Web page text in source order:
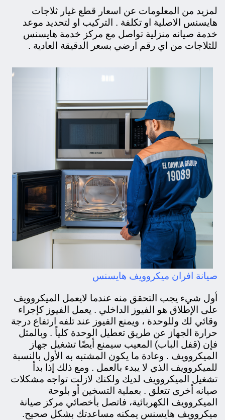
لمزيد من المعلومات عن اسعار قطع غيار ثلاجات
هايسنس الاصلية او تكلفة . التركيب او لتحديد موعد
خدمة صيانه منزلية تواصل مع مركز خدمة هايسنس
للثلاجات من اي رقم ارضي بسعر الدقيقة العادية .
صيانة افران ميكروويف هايسنس
أول شيء يجب التحقق منه عندما لايعمل الميكروويف
على الإطلاق هو الفيوز الداخلي . يعمل الفيوز كإجراء
وقائي لك وللوحدة ، ويمنع الفيوز عند تلفه ارتفاع درجة
حرارة الجهاز عن طريق تعطيل الوحدة كلياً . وبالمثل
فإن (قفل الباب) المعيب سيمنع أيضًا تشغيل جهاز
الميكروويف . وعادة ما يكون المشتبه به الأول بالنسبة
للميكروويف الذي لا يبدء بالعمل . ومع ذلك إذا بدأ
تشغيل الميكروويف لديك ولكنك لازلت تواجه مشكلات
صيانه أخرى تتعلق . بعملية التسخين أو بلوحة
الميكروويف الكهربائية، فاتصل بأخصائي مركز صيانة
ميكروويف هايسنس يمكنه مساعدتك بشكل صحيح.